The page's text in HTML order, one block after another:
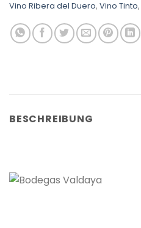
Vino Ribera del Duero, Vino Tinto,
BESCHREIBUNG